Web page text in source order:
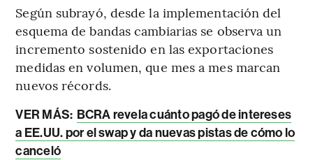
Según subrayó, desde la implementación del
esquema de bandas cambiarias se observa un
incremento sostenido en las exportaciones
medidas en volumen, que mes a mes marcan
nuevos récords.
VER MÁS: BCRA revela cuánto pagó de intereses
a EE.UU. por el swap y da nuevas pistas de cómo lo
canceló